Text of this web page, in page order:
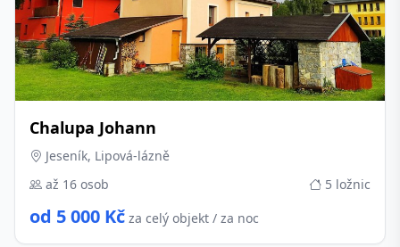
Chalupa Johann
Jeseník, Lipová-lázně
až 16 osob
5 ložnic
od 5 000 Kč za celý objekt / za noc